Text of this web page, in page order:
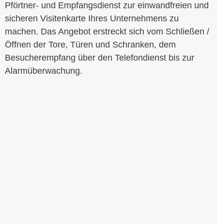
Pförtner- und Empfangsdienst zur einwandfreien und
sicheren Visitenkarte Ihres Unternehmens zu
machen. Das Angebot erstreckt sich vom Schließen /
Öffnen der Tore, Türen und Schranken, dem
Besucherempfang über den Telefondienst bis zur
Alarmüberwachung.